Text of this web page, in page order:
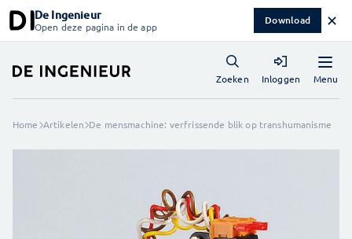
De Ingenieur
Open deze pagina in de app Download ✕
Menu
Zoeken Inloggen
Home Artikelen De mensmachine: verfrissende blik op transhumanisme